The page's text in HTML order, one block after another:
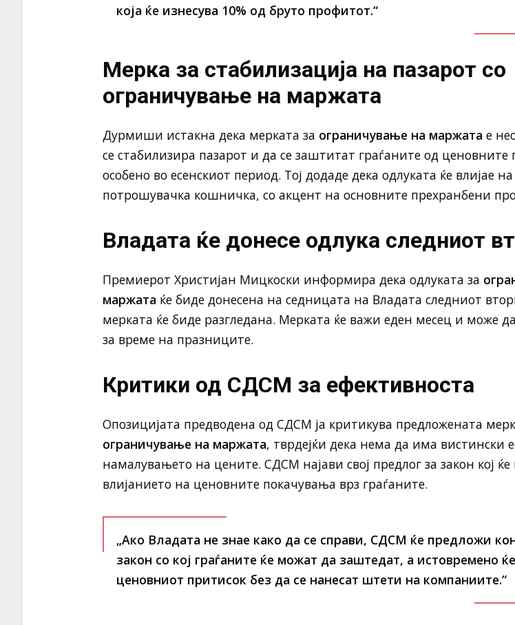
која ќе изнесува 10% од бруто профитот.“
Мерка за стабилизација на пазарот со
ограничување на маржата
Дурмиши истакна дека мерката за ограничување на маржата е
се стабилизира пазарот и да се заштитат граѓаните од ценовните
особено во есенскиот период. Тој додаде дека одлуката ќе влијае на
потрошувачка кошничка, со акцент на основните прехранбени
Владата ќе донесе одлука следниот
Премиерот Христијан Мицкоски информира дека одлуката за
маржата ќе биде донесена на седницата на Владата следниот
мерката ќе биде разгледана. Мерката ќе важи еден месец и може
за време на празниците.
Критики од СДСМ за ефективноста
Опозицијата предводена од СДСМ ја критикува предложената
ограничување на маржата, тврдејќи дека нема да има вистински
намалувањето на цените. СДСМ најави свој предлог за закон кој
влијанието на ценовните покачувања врз граѓаните.
„Ако Владата не знае како да се справи, СДСМ ќе предложи
закон со кој граѓаните ќе можат да заштедат, а истовремено
ценовниот притисок без да се нанесат штети на компаниите.“